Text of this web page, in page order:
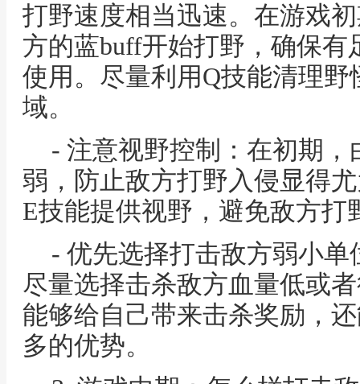
打野速度相当迅速。在游戏
方的蓝buff开始打野，确保
使用。尽量利用Q技能清理
域。
- 注意视野控制：在初期
弱，防止敌方打野入侵显得
E技能提供视野，避免敌方打
- 优先选择打击敌方弱小
尽量选择击杀敌方血量低或
能够给自己带来击杀奖励，
多的优势。